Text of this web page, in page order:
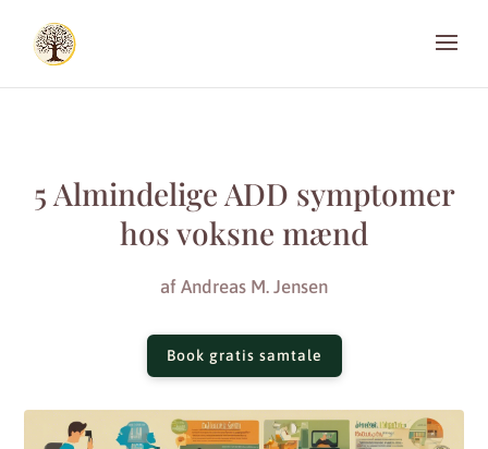
5 Almindelige ADD symptomer
hos voksne mænd
af Andreas M. Jensen
Book gratis samtale